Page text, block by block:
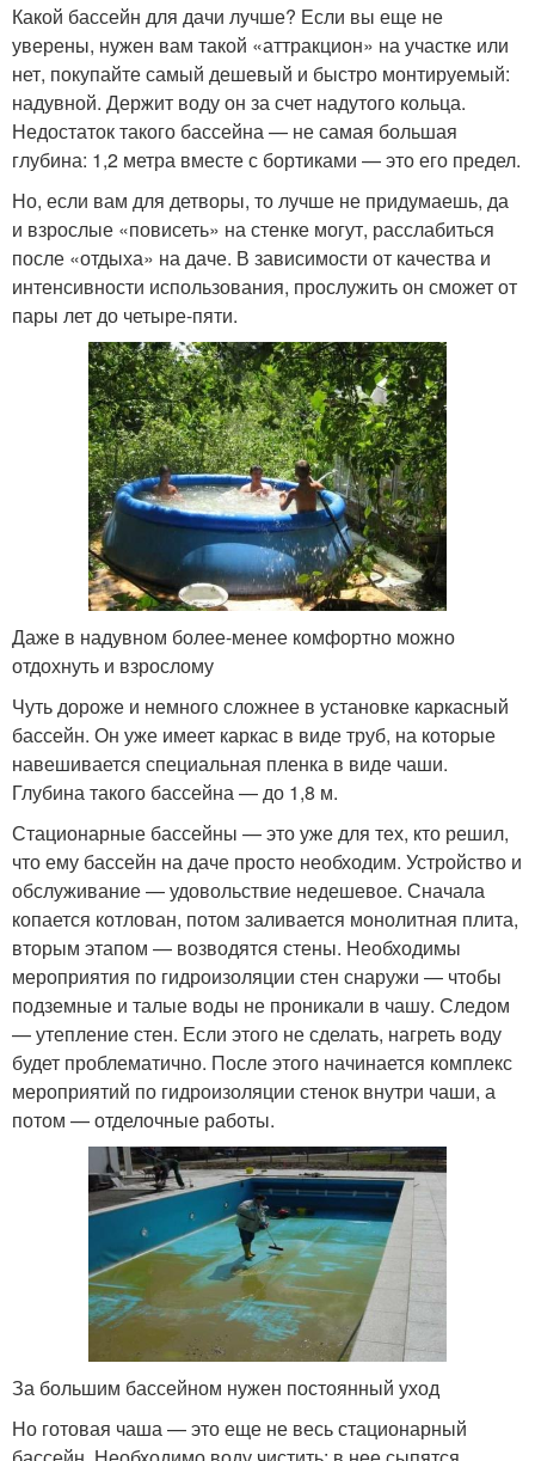
Какой бассейн для дачи лучше? Если вы еще не
уверены, нужен вам такой «аттракцион» на участке или
нет, покупайте самый дешевый и быстро монтируемый:
надувной. Держит воду он за счет надутого кольца.
Недостаток такого бассейна — не самая большая
глубина: 1,2 метра вместе с бортиками — это его предел.
Но, если вам для детворы, то лучше не придумаешь, да
и взрослые «повисеть» на стенке могут, расслабиться
после «отдыха» на даче. В зависимости от качества и
интенсивности использования, прослужить он сможет от
пары лет до четыре-пяти.
Даже в надувном более-менее комфортно можно
отдохнуть и взрослому
Чуть дороже и немного сложнее в установке каркасный
бассейн. Он уже имеет каркас в виде труб, на которые
навешивается специальная пленка в виде чаши.
Глубина такого бассейна — до 1,8 м.
Стационарные бассейны — это уже для тех, кто решил,
что ему бассейн на даче просто необходим. Устройство и
обслуживание — удовольствие недешевое. Сначала
копается котлован, потом заливается монолитная плита,
вторым этапом — возводятся стены. Необходимы
мероприятия по гидроизоляции стен снаружи — чтобы
подземные и талые воды не проникали в чашу. Следом
— утепление стен. Если этого не сделать, нагреть воду
будет проблематично. После этого начинается комплекс
мероприятий по гидроизоляции стенок внутри чаши, а
потом — отделочные работы.
За большим бассейном нужен постоянный уход
Но готовая чаша — это еще не весь стационарный